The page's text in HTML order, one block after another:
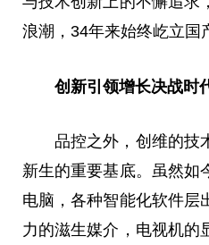
浪潮，34年来始终屹立国
创新引领增长决战时
品控之外，创维的技
新生的重要基底。虽然如
电脑，各种智能化软件层
力的滋生媒介，电视机的